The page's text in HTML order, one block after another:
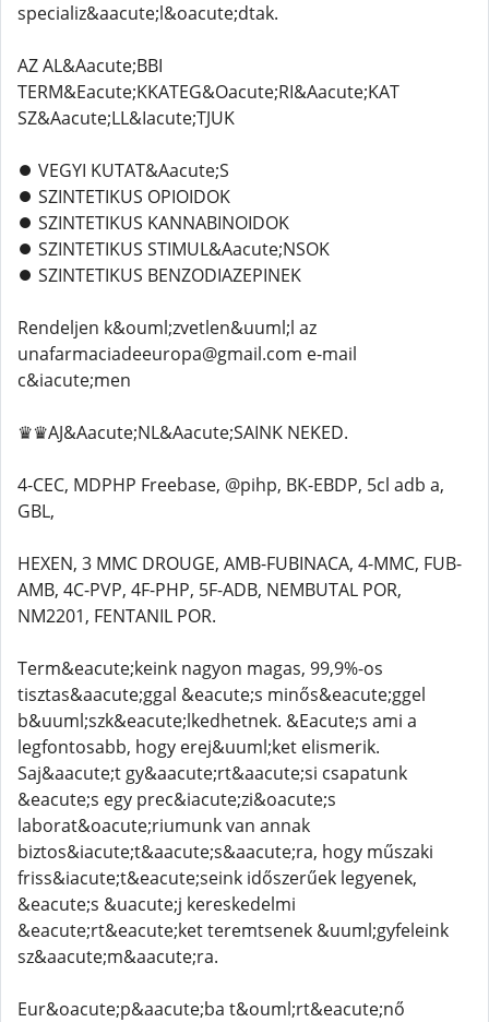
specializ&aacute;l&oacute;dtak.
AZ AL&Aacute;BBI
TERM&Eacute;KKATEG&Oacute;RI&Aacute;KAT
SZ&Aacute;LL&Iacute;TJUK
⏺️ VEGYI KUTAT&Aacute;S
⏺️ SZINTETIKUS OPIOIDOK
⏺️ SZINTETIKUS KANNABINOIDOK
⏺️ SZINTETIKUS STIMUL&Aacute;NSOK
⏺️ SZINTETIKUS BENZODIAZEPINEK
Rendeljen k&ouml;zvetlen&uuml;l az
unafarmaciadeeuropa@gmail.com e-mail
c&iacute;men
♛♛AJ&Aacute;NL&Aacute;SAINK NEKED.
4-CEC, MDPHP Freebase, @pihp, BK-EBDP, 5cl adb a,
GBL,
HEXEN, 3 MMC DROUGE, AMB-FUBINACA, 4-MMC, FUB-
AMB, 4C-PVP, 4F-PHP, 5F-ADB, NEMBUTAL POR,
NM2201, FENTANIL POR.
Term&eacute;keink nagyon magas, 99,9%-os
tisztas&aacute;ggal &eacute;s minős&eacute;ggel
b&uuml;szk&eacute;lkedhetnek. &Eacute;s ami a
legfontosabb, hogy erej&uuml;ket elismerik.
Saj&aacute;t gy&aacute;rt&aacute;si csapatunk
&eacute;s egy prec&iacute;zi&oacute;s
laborat&oacute;riumunk van annak
biztos&iacute;t&aacute;s&aacute;ra, hogy műszaki
friss&iacute;t&eacute;seink időszerűek legyenek,
&eacute;s &uacute;j kereskedelmi
&eacute;rt&eacute;ket teremtsenek &uuml;gyfeleink
sz&aacute;m&aacute;ra.
Eur&oacute;p&aacute;ba t&ouml;rt&eacute;nő